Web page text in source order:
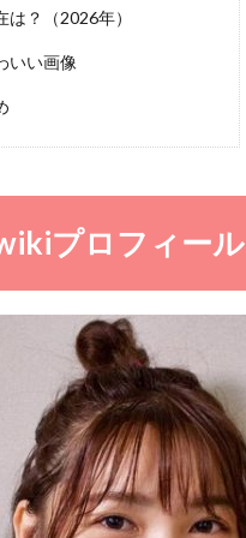
？（2026年）
いい画像
プロフィール